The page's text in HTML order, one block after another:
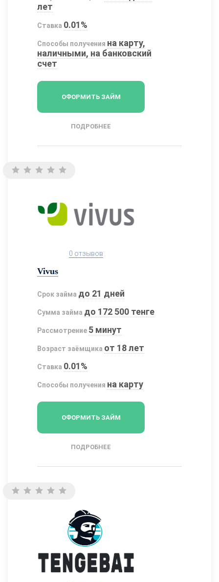
лет
Ставка 0.01%
Способы получения на карту,
наличными, на банковский
счет
ОФОРМИТЬ ЗАЙМ
ПОДРОБНЕЕ
0 отзывов
Vivus
Срок займа до 21 дней
Сумма займа до 172 500 тенге
Рассмотрение 5 минут
Возраст заёмщика от 18 лет
Ставка 0.01%
Способы получения на карту
ОФОРМИТЬ ЗАЙМ
ПОДРОБНЕЕ